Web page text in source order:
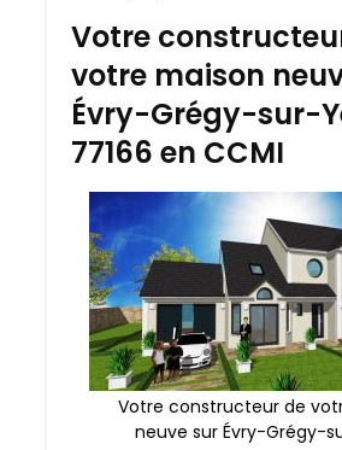
Votre
votre maison
Évry-Grégy-sur-
77166 en CCMI
Votre constructeur de
neuve sur Évry-Grégy-